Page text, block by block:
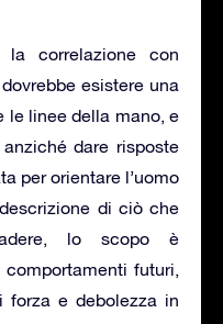
correlazione con
esistere una
le linee della mano, e
dare risposte
per orientare l’uomo
di ciò che
lo scopo è
futuri,
forza e debolezza in